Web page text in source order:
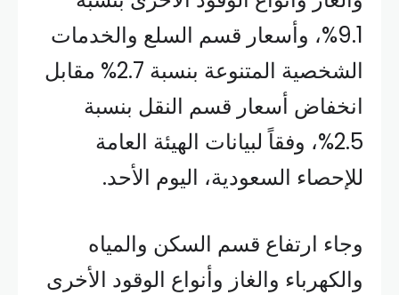
9.1%، وأسعار قسم السلع والخدمات
الشخصية المتنوعة بنسبة 2.7% مقابل
انخفاض أسعار قسم النقل بنسبة
2.5%، وفقاً لبيانات الهيئة العامة
للإحصاء السعودية، اليوم الأحد.
وجاء ارتفاع قسم السكن والمياه
والكهرباء والغاز وأنواع الوقود الأخرى